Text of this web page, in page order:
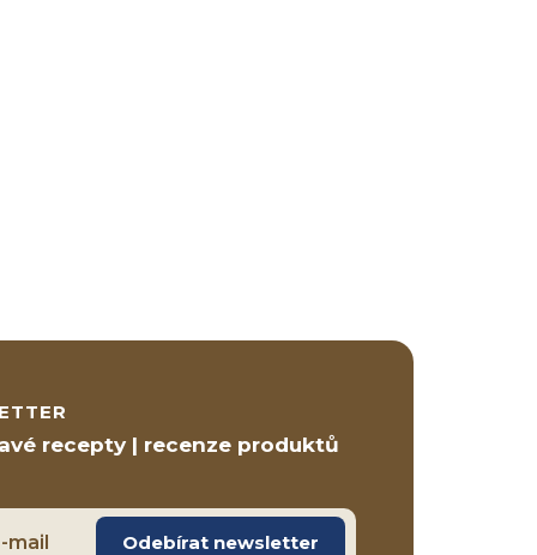
recepty | recenze produktů
Odebírat newsletter